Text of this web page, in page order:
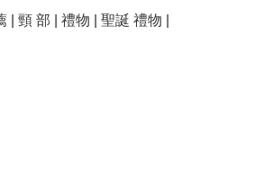
| 頸 部 | 禮物 | 聖誕 禮物 |